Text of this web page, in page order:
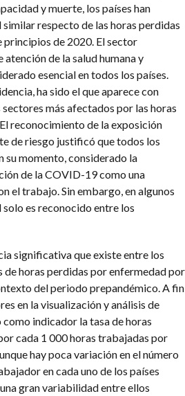
y muerte, los países han
respecto de las horas perdidas
de 2020. El sector
de la salud humana y
esencial en todos los países.
ha sido el que aparece con
más afectados por las horas
reconocimiento de la exposición
de riesgo justificó que todos los
su momento, considerado la
de la COVID-19 como una
el trabajo. Sin embargo, en algunos
es reconocido entre los
significativa que existe entre los
de horas perdidas por enfermedad por
del periodo prepandémico. A fin
en la visualización y análisis de
indicador la tasa de horas
cada 1 000 horas trabajadas por
hay poca variación en el número
en cada uno de los países
gran variabilidad entre ellos